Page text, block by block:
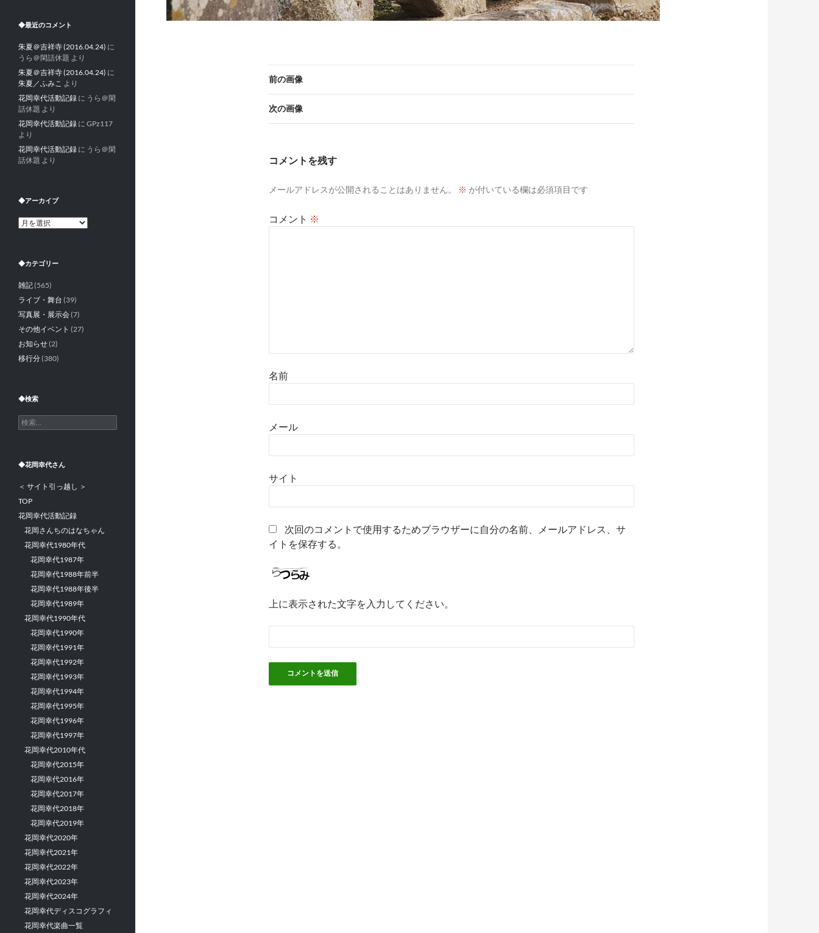
前の画像
次の画像
コメントを残す
メールアドレスが公開されることはありません。 ※ が付いている欄は必須項目です
コメント ※
名前
メール
サイト
次回のコメントで使用するためブラウザーに自分の名前、メールアドレス、サ
イトを保存する。
上に表示された文字を入力してください。
◆最近のコメント
朱夏＠吉祥寺 (2016.04.24) に
うら＠閑話休題 より
朱夏＠吉祥寺 (2016.04.24) に
朱夏／ふみこ より
花岡幸代活動記録 に うら＠閑
話休題 より
花岡幸代活動記録 に GPz117
より
花岡幸代活動記録 に うら＠閑
話休題 より
◆アーカイブ
◆
イ
◆カテゴリー
雑記(565)
ライブ・舞台 (39)
写真展・展示会(7)
その他イベント (27)
お知らせ(2)
移行分(380)
◆検索
検
索:
◆花岡幸代さん
＜ サイト引っ越し ＞
TOP
花岡幸代活動記録
花岡さんちのはなちゃん
花岡幸代1980年代
花岡幸代1987年
花岡幸代1988年前半
花岡幸代1988年後半
花岡幸代1989年
花岡幸代1990年代
花岡幸代1990年
花岡幸代1991年
花岡幸代1992年
花岡幸代1993年
花岡幸代1994年
花岡幸代1995年
花岡幸代1996年
花岡幸代1997年
花岡幸代2010年代
花岡幸代2015年
花岡幸代2016年
花岡幸代2017年
花岡幸代2018年
花岡幸代2019年
花岡幸代2020年
花岡幸代2021年
花岡幸代2022年
花岡幸代2023年
花岡幸代2024年
花岡幸代ディスコグラフィ
花岡幸代楽曲一覧